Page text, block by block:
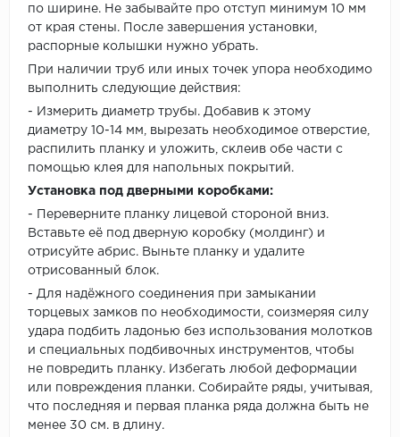
по ширине. Не забывайте про отступ минимум 10 мм
от края стены. После завершения установки,
распорные колышки нужно убрать.
При наличии труб или иных точек упора необходимо
выполнить следующие действия:
- Измерить диаметр трубы. Добавив к этому
диаметру 10-14 мм, вырезать необходимое отверстие,
распилить планку и уложить, склеив обе части с
помощью клея для напольных покрытий.
Установка под дверными коробками:
- Переверните планку лицевой стороной вниз.
Вставьте её под дверную коробку (молдинг) и
отрисуйте абрис. Выньте планку и удалите
отрисованный блок.
- Для надёжного соединения при замыкании
торцевых замков по необходимости, соизмеряя силу
удара подбить ладонью без использования молотков
и специальных подбивочных инструментов, чтобы
не повредить планку. Избегать любой деформации
или повреждения планки. Собирайте ряды, учитывая,
что последняя и первая планка ряда должна быть не
менее 30 см. в длину.